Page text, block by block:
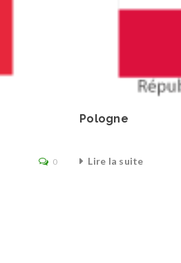
0
Pologne
Lire la suite